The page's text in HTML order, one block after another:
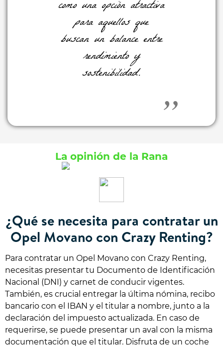
como una opción atractiva
para aquellos que
buscan un balance entre
rendimiento y
sostenibilidad.
La opinión de la Rana
¿Qué se necesita para contratar un
Opel Movano con Crazy Renting?
Para contratar un Opel Movano con Crazy Renting,
necesitas presentar tu Documento de Identificación
Nacional (DNI) y carnet de conducir vigentes.
También, es crucial entregar la última nómina, recibo
bancario con el IBAN y el titular a nombre, junto a la
declaración del impuesto actualizada. En caso de
requerirse, se puede presentar un aval con la misma
documentación que el titular. Disfruta de un coche